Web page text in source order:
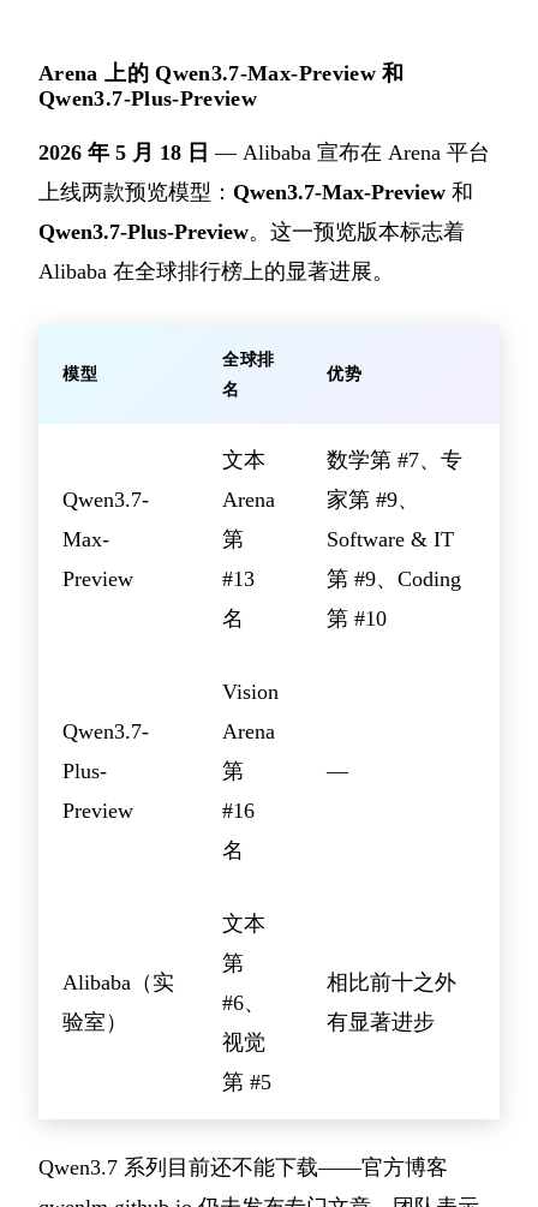
Arena 上的 Qwen3.7-Max-Preview 和
Qwen3.7-Plus-Preview
2026 年 5 月 18 日 — Alibaba 宣布在 Arena 平台
上线两款预览模型： Qwen3.7-Max-Preview 和
Qwen3.7-Plus-Preview。这一预览版本标志着
Alibaba 在全球排行榜上的显著进展。
模型
全球排
名
优势
Qwen3.7-
Max-
Preview
文本
Arena
第
#13
名
数学第 #7、专
家第 #9、
Software & IT
第 #9、Coding
第 #10
Qwen3.7-
Plus-
Preview
Vision
Arena
第
#16
名
—
Alibaba（实
验室）
文本
第
#6、
视觉
第 #5
相比前十之外
有显著进步
Qwen3.7 系列目前还不能下载——官方博客